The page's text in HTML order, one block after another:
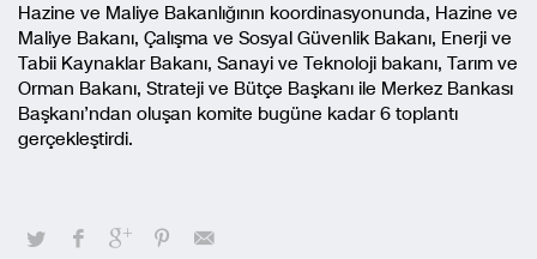
Hazine ve Maliye Bakanlığının koordinasyonunda, Hazine ve
Maliye Bakanı, Çalışma ve Sosyal Güvenlik Bakanı, Enerji ve
Tabii Kaynaklar Bakanı, Sanayi ve Teknoloji bakanı, Tarım ve
Orman Bakanı, Strateji ve Bütçe Başkanı ile Merkez Bankası
Başkanı’ndan oluşan komite bugüne kadar 6 toplantı
gerçekleştirdi.